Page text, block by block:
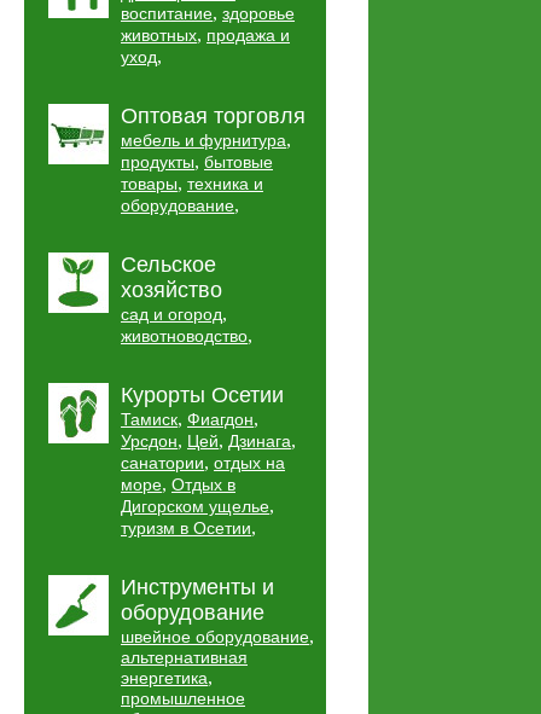
воспитание, здоровье
животных, продажа и
уход,
Оптовая торговля
мебель и фурнитура,
продукты, бытовые
товары, техника и
оборудование,
Сельское
хозяйство
сад и огород,
животноводство,
Курорты Осетии
Тамиск, Фиагдон,
Урсдон, Цей, Дзинага,
санатории, отдых на
море, Отдых в
Дигорском ущелье,
туризм в Осетии,
Инструменты и
оборудование
швейное оборудование,
альтернативная
энергетика,
промышленное